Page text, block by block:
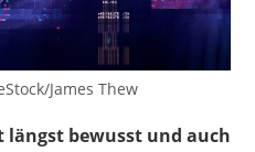
James Thew
bewusst und auch